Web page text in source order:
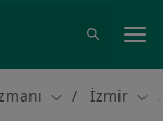
Şehir değiştir
İzmir